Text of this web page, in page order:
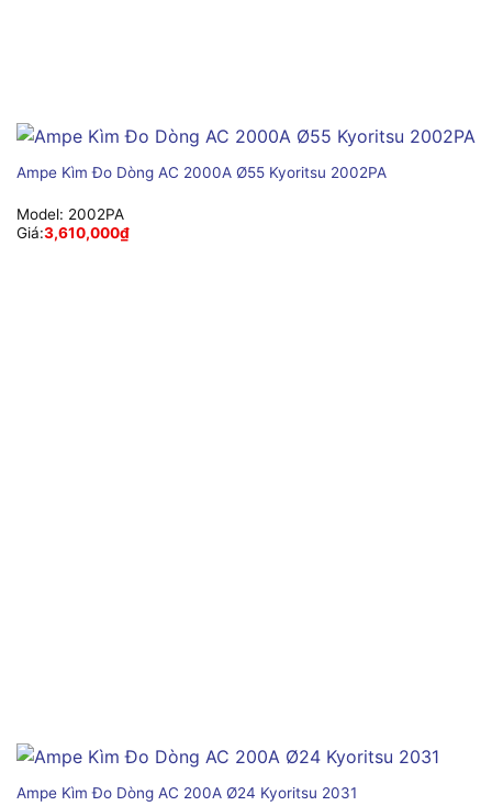
Ampe Kìm Đo Dòng AC 2000A Ø55 Kyoritsu 2002PA
Model: 2002PA
Giá:3,610,000₫
Ampe Kìm Đo Dòng AC 200A Ø24 Kyoritsu 2031